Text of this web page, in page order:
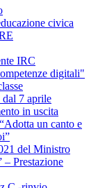
civica
IRC
digitali"
7 aprile
in uscita
un canto e
del Ministro
– Prestazione